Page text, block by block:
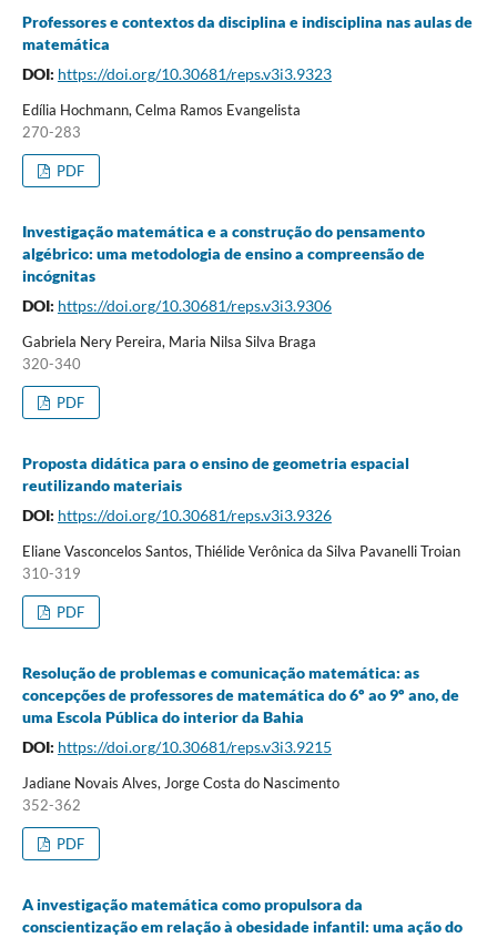
Professores e contextos da disciplina e indisciplina nas aulas de
matemática
DOI: https://doi.org/10.30681/reps.v3i3.9323
Edília Hochmann, Celma Ramos Evangelista
270-283
PDF
Investigação matemática e a construção do pensamento
algébrico: uma metodologia de ensino a compreensão de
incógnitas
DOI: https://doi.org/10.30681/reps.v3i3.9306
Gabriela Nery Pereira, Maria Nilsa Silva Braga
320-340
PDF
Proposta didática para o ensino de geometria espacial
reutilizando materiais
DOI: https://doi.org/10.30681/reps.v3i3.9326
Eliane Vasconcelos Santos, Thiélide Verônica da Silva Pavanelli Troian
310-319
PDF
Resolução de problemas e comunicação matemática: as
concepções de professores de matemática do 6º ao 9º ano, de
uma Escola Pública do interior da Bahia
DOI: https://doi.org/10.30681/reps.v3i3.9215
Jadiane Novais Alves, Jorge Costa do Nascimento
352-362
PDF
A investigação matemática como propulsora da
conscientização em relação à obesidade infantil: uma ação do